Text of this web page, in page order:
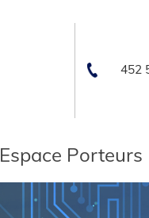
452
Espace Porteurs